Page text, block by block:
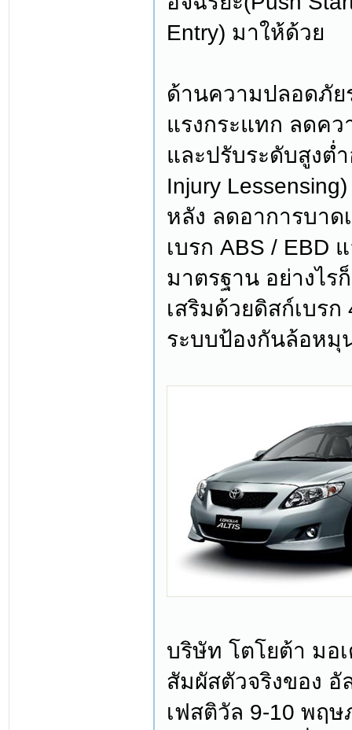
Entry) มาให้ด้วย
ด้านความปลอดภัย
แรงกระแทก ลดค
และปรับระดับสูงต่
Injury
หลัง ลดอาการบา
เบรก ABS / EBD
มาตรฐาน อย่างไร
เสริมด้วยดิสก์เบร
ระบบป้องกันล้อหมุ
บริษัท โตโยต้า มอ
สัมผัสตัวจริงของ อั
เฟสติวัล 9-10 พฤ